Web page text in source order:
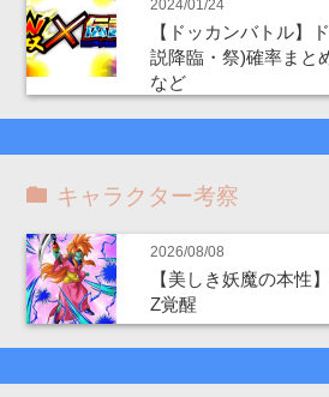
2024/01/24
【ドッカンバトル】
説降臨・祭)確率まと
など
キャラクター考察
2026/08/08
【美しき妖魔の本
Z覚醒